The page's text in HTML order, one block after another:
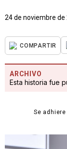
24 de noviembre de
COMPARTIR
ARCHIVO
Esta historia fue
Se